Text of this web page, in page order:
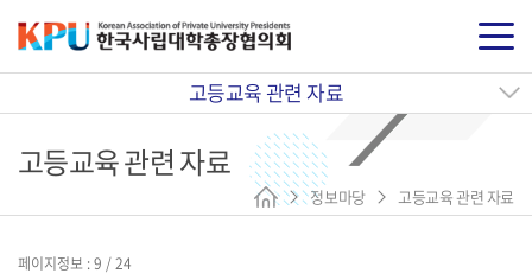
고등교육 관련 자료
고등교육 관련 자료
정보마당 고등교육 관련 자료
페이지정보 : 9 / 24